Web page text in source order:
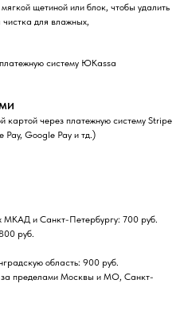
щетиной или блок, чтобы удалить
чистка для влажных,
систему ЮKassa
картой через платежную систему Stripe
Google Pay и тд.)
МКАД и Санкт-Петербургу: 700 руб.
руб.
область: 900 руб.
за пределами Москвы и МО, Санкт-